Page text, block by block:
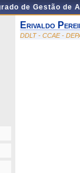
de Gestão de
Erivaldo
DDLT - CCAE -